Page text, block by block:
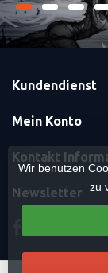
Kundendienst
Mein Konto
Kontakt
Newsletter
Wir benutzen
zu